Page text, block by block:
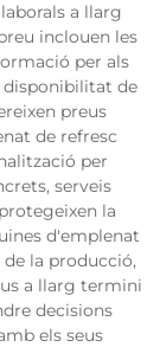
a llarg
inclouen les
per als
disponibilitat de
preus
de refresc
per
serveis
la
d'emplenat
la producció,
a llarg termini
decisions
els seus